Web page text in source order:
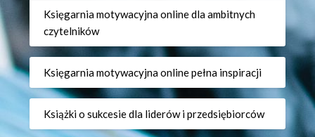
Księgarnia motywacyjna online dla ambitnych
czytelników
Księgarnia motywacyjna online pełna inspiracji
Książki o sukcesie dla liderów i przedsiębiorców